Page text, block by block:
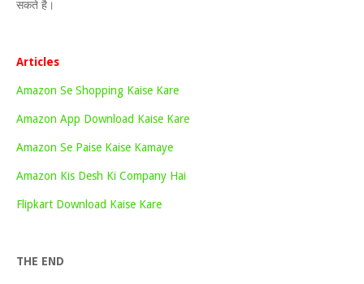
सकते है।
Articles
Amazon Se Shopping Kaise Kare
Amazon App Download Kaise Kare
Amazon Se Paise Kaise Kamaye
Amazon Kis Desh Ki Company Hai
Flipkart Download Kaise Kare
THE END